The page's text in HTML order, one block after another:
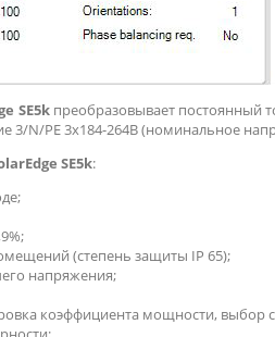
SE5k преобразовывает постоянный
3/N/PE 3х184-264В (номинальное
SE5k:
(степень защиты IP 65);
напряжения;
коэффициента мощности, выбор